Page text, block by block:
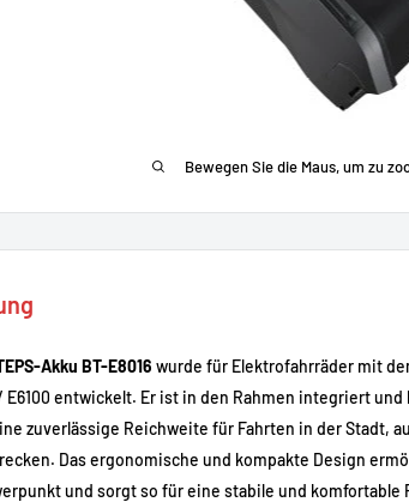
Bewegen Sie die Maus, um zu
Akku BT-E8016 wurde für Elektrofahrräder mit
E6100 entwickelt. Er ist in den Rahmen integriert
zuverlässige Reichweite für Fahrten in der Stadt,
Das ergonomische und kompakte Design
und sorgt so für eine stabile und komfortable